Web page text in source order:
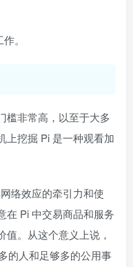
。
槛非常高，以至于大多
上挖掘 Pi 是一种观看加
络效应的牵引力和使
在 Pi 中交易商品和服务
。从这个意义上说，
的人和足够多的公用事